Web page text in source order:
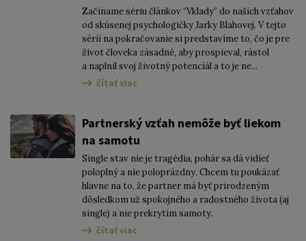
Začíname sériu článkov “Vklady” do našich vzťahov
od skúsenej psychologičky Jarky Blahovej. V tejto
sérii na pokračovanie si predstavíme to, čo je pre
život človeka zásadné, aby prospieval, rástol
a naplnil svoj životný potenciál a to je ne...
čítať viac
Partnerský vzťah nemôže byť liekom
na samotu
Single stav nie je tragédia, pohár sa dá vidieť
poloplný a nie poloprázdny. Chcem tu poukázať
hlavne na to, že partner má byť prirodzeným
dôsledkom už spokojného a radostného života (aj
single) a nie prekrytím samoty.
čítať viac